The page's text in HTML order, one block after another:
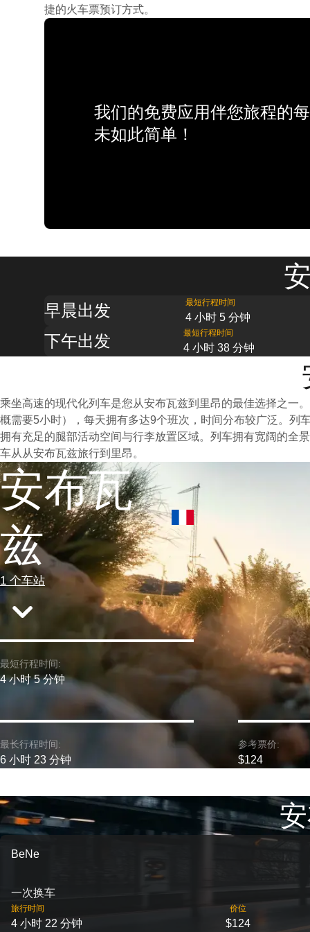
捷的火车票预订方式。
我们的免费应用伴您旅程的
未如此简单！
早晨出发 最短行程时间
4 小时 5 分钟
下午出发 最短行程时间
4 小时 38 分钟
乘坐高速的现代化列车是您从安布瓦兹到里昂的最佳选择之一
概需要5小时），每天拥有多达9个班次，时间分布较广泛。列
拥有充足的腿部活动空间与行李放置区域。列车拥有宽阔的全
车从从安布瓦兹旅行到里昂。
安布瓦
兹
1 个车站
最短行程时间:
4 小时 5 分钟
最长行程时间:
6 小时 23 分钟
参考票价:
$124
BeNe
一次换车
旅行时间
4 小时 22 分钟
价位
$124